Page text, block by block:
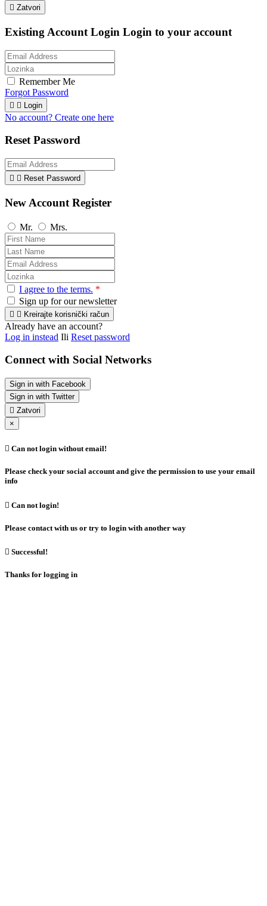
 Zatvori
Existing Account Login Login to your account
Remember Me
Forgot Password
  Login
No account? Create one here
Reset Password
  Reset Password
New Account Register
Mr. Mrs.
I agree to the terms. *
Sign up for our newsletter
  Kreirajte korisnički račun
Already have an account?
Log in instead Ili Reset password
Connect with Social Networks
Sign in with Facebook
Sign in with Twitter
 Zatvori
×
 Can not login without email!
Please check your social account and give the permission to use your email
info
 Can not login!
Please contact with us or try to login with another way
 Successful!
Thanks for logging in